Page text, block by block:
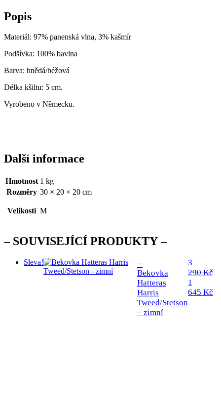
Popis
Materiál: 97% panenská vlna, 3% kašmír
Podšívka: 100% bavlna
Barva: hnědá/béžová
Délka kšiltu: 5 cm.
Vyrobeno v Německu.
Další informace
Hmotnost 1 kg
Rozměry 30 × 20 × 20 cm
Velikosti M
SOUVISEJÍCÍ PRODUKTY
Sleva!
Bekovka
Hatteras
Harris
Tweed/Stetson
– zimní
3
290Kč
Původní
cena
byla:
1
645 Kč